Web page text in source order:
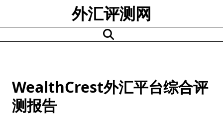
content
外汇评测网
WealthCrest外汇平台综合评
测报告